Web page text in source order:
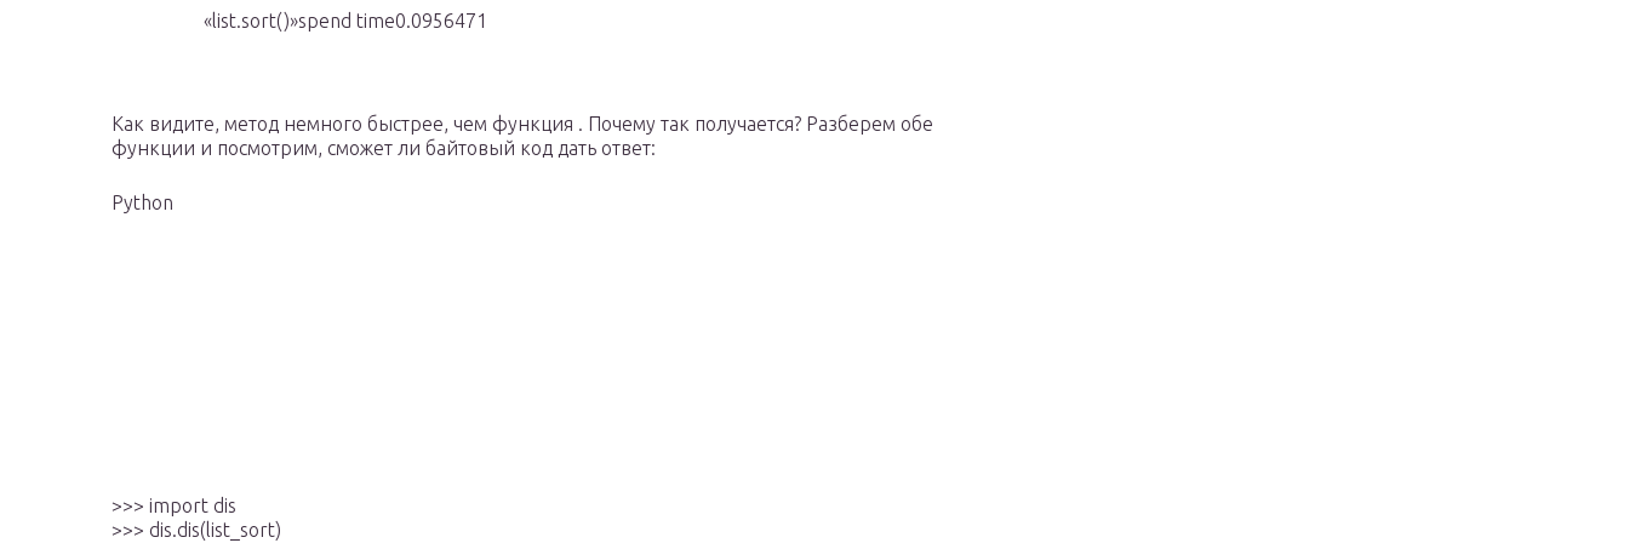
«list.sort()»spend time0.0956471
Как видите, метод немного быстрее, чем функция . Почему так получается? Разберем обе
функции и посмотрим, сможет ли байтовый код дать ответ:
Python
>>> import dis
>>> dis.dis(list_sort)